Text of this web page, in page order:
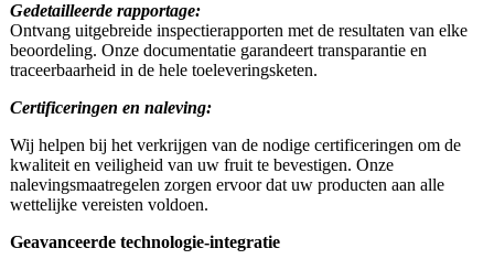
Gedetailleerde rapportage:
Ontvang uitgebreide inspectierapporten met de resultaten van elke
beoordeling. Onze documentatie garandeert transparantie en
traceerbaarheid in de hele toeleveringsketen.
Certificeringen en naleving:
Wij helpen bij het verkrijgen van de nodige certificeringen om de
kwaliteit en veiligheid van uw fruit te bevestigen. Onze
nalevingsmaatregelen zorgen ervoor dat uw producten aan alle
wettelijke vereisten voldoen.
Geavanceerde technologie-integratie